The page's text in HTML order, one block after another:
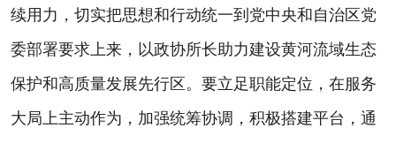
续用力，切实把思想和行动统一到党中央和自治区党
委部署要求上来，以政协所长助力建设黄河流域生态
保护和高质量发展先行区。要立足职能定位，在服务
大局上主动作为，加强统筹协调，积极搭建平台，通